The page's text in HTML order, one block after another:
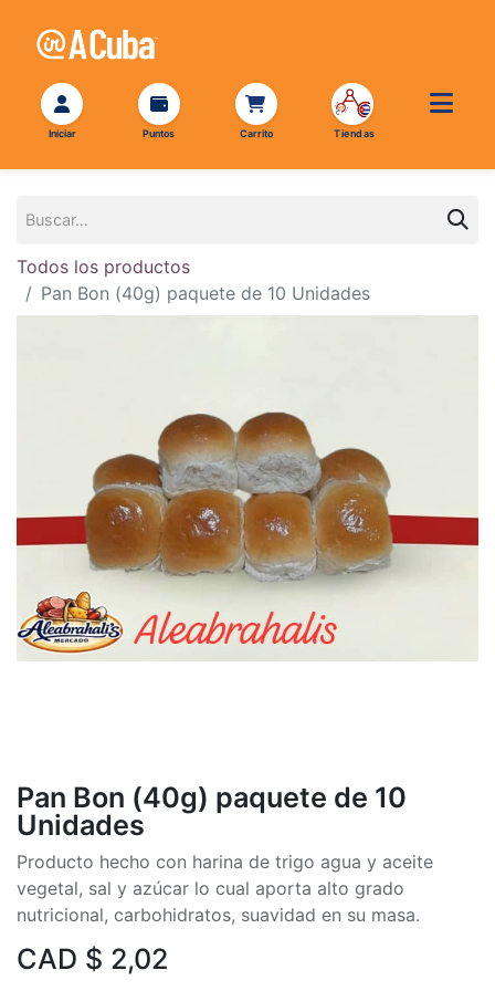
Todos los productos
Pan Bon (40g) paquete de 10 Unidades
Pan Bon (40g) paquete de 10
Unidades
Producto hecho con harina de trigo agua y aceite
vegetal, sal y azúcar lo cual aporta alto grado
nutricional, carbohidratos, suavidad en su masa.
CAD $ 2,02